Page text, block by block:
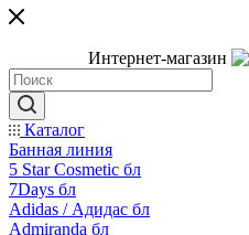
Интернет-магазин
Каталог
Банная линия
5 Star Cosmetic бл
7Days бл
Adidas / Адидас бл
Admiranda бл